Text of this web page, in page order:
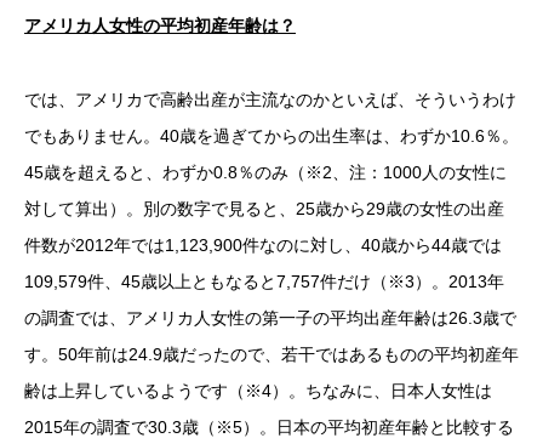
アメリカ人女性の平均初産年齢は？
では、アメリカで高齢出産が主流なのかといえば、そういうわけ
でもありません。40歳を過ぎてからの出生率は、わずか10.6％。
45歳を超えると、わずか0.8％のみ（※2、注：1000人の女性に
対して算出）。別の数字で見ると、25歳から29歳の女性の出産
件数が2012年では1,123,900件なのに対し、40歳から44歳では
109,579件、45歳以上ともなると7,757件だけ（※3）。2013年
の調査では、アメリカ人女性の第一子の平均出産年齢は26.3歳で
す。50年前は24.9歳だったので、若干ではあるものの平均初産年
齢は上昇しているようです（※4）。ちなみに、日本人女性は
2015年の調査で30.3歳（※5）。日本の平均初産年齢と比較する